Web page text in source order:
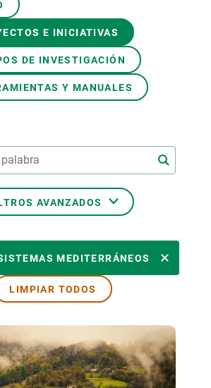
E INICIATIVAS
DE INVESTIGACIÓN
Y MANUALES
AVANZADOS
MEDITERRÁNEOS
LIMPIAR TODOS